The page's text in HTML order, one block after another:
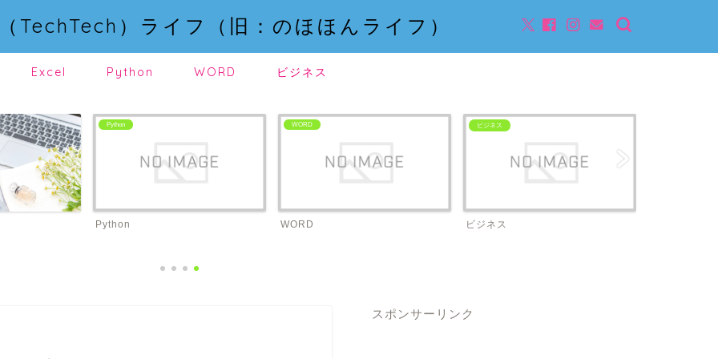
TechTech）ライフ（旧：のほほんライフ）
Excel Python WORD ビジネス
Python
Python
WORD
WORD
ビジネス
ビジネス
スポンサーリンク